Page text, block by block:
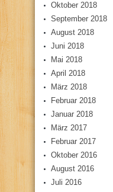
Oktober 2018
September 2018
August 2018
Juni 2018
Mai 2018
April 2018
März 2018
Februar 2018
Januar 2018
März 2017
Februar 2017
Oktober 2016
August 2016
Juli 2016